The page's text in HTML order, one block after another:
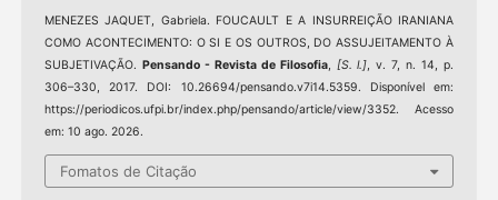
MENEZES JAQUET, Gabriela. FOUCAULT E A INSURREIÇÃO IRANIANA
COMO ACONTECIMENTO: O SI E OS OUTROS, DO ASSUJEITAMENTO À
SUBJETIVAÇÃO. Pensando - Revista de Filosofia, [S. l.] , v. 7, n. 14, p.
306–330, 2017. DOI: 10.26694/pensando.v7i14.5359. Disponível em:
https://periodicos.ufpi.br/index.php/pensando/article/view/3352. Acesso
em: 10 ago. 2026.
Fomatos de Citação